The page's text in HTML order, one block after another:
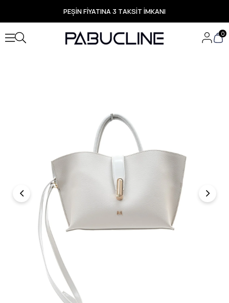
PEŞİN FİYATINA 3 TAKSİT İMKANI
TÜM ÜRÜNLERDE ÜCRETSİZ KARGO
Yeni Sezon Ürünlerde Özel Fırsatlar
Seçili Ürünlerde Hızlı Teslimat
0